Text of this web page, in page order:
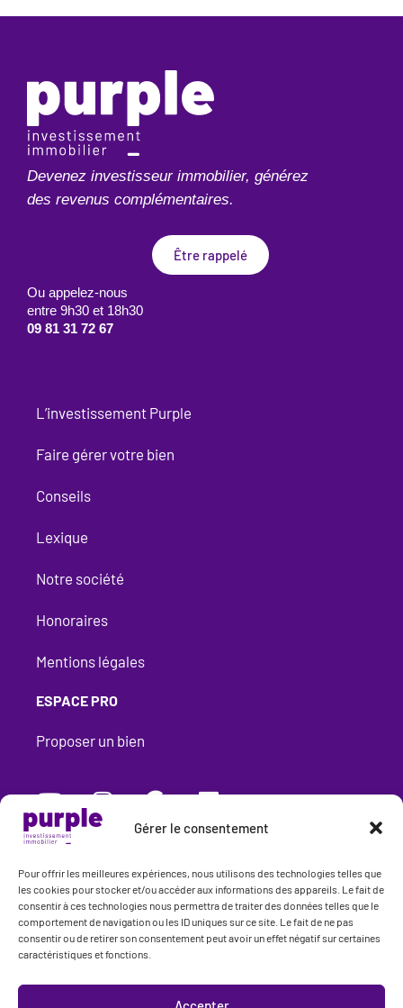
Gérer le consentement
Pour offrir les meilleures expériences, nous utilisons des technologies telles que
les cookies pour stocker et/ou accéder aux informations des appareils. Le fait de
consentir à ces technologies nous permettra de traiter des données telles que le
comportement de navigation ou les ID uniques sur ce site. Le fait de ne pas
consentir ou de retirer son consentement peut avoir un effet négatif sur certaines
caractéristiques et fonctions.
Devenez investisseur immobilier, générez
des revenus complémentaires.
Être rappelé
Ou appelez-nous
entre 9h30 et 18h30
09 81 31 72 67
L’investissement Purple
Faire gérer votre bien
Conseils
Lexique
Notre société
Honoraires
Mentions légales​
ESPACE PRO
Proposer un bien
345 rue Garibaldi
69007 Lyon
155 avis